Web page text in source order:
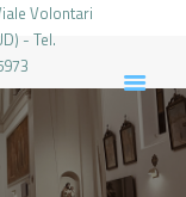
Volontari
- Tel.
UDINE